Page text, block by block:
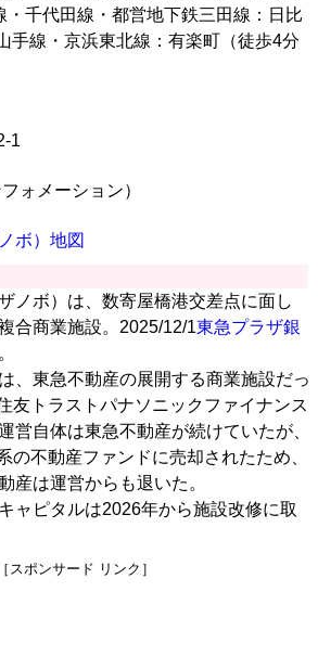
千代田線・都営地下鉄三田線：日比
線・京浜東北線：有楽町（徒歩4分
1
ォメーション）
ボ）地図
ノボ）は、数寄屋橋港交差点に面し
合商業施設。2025/12/1東急プラザ銀
、東急不動産の展開する商業施設だっ
友トラストパナソニックファイナンス
営自体は東急不動産が続けていたが、
の不動産ファンドに売却されたため、
産は運営からも退いた。
ャピタルは2026年から施設改修に取
［スポンサード リンク］